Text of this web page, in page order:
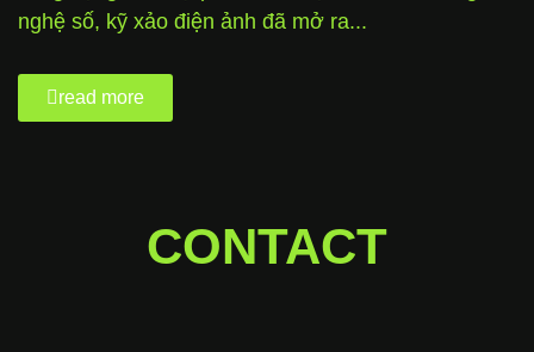
nghệ số, kỹ xảo điện ảnh đã mở ra...
read more
CONTACT